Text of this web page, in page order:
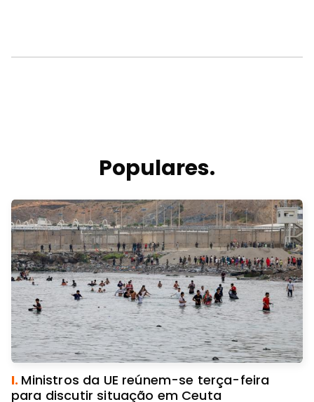
Populares.
I. Ministros da UE reúnem-se terça-feira
para discutir situação em Ceuta